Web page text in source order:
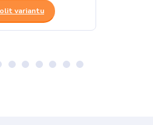
variantu